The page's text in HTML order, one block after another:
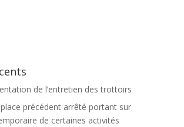
de l’entretien des trottoirs
précédent arrêté portant sur
de certaines activités